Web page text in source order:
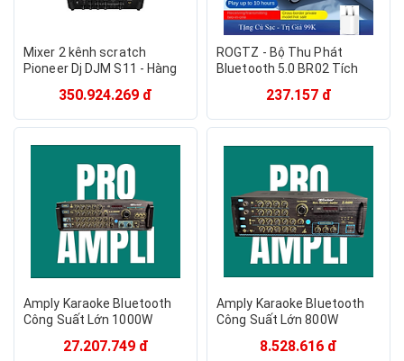
Mixer 2 kênh scratch
Pioneer Dj DJM S11 - Hàng
350.924.269 đ
ROGTZ - Bộ Thu Phát
Bluetooth 5.0 BR02 Tích
Lên Tới 32Gb, Pin 500mAh
Chơi Nhạc 10h. 3 In1
Transmitter Wired Headset
Speaker Amplifier
Computer TV Upgrade To
Bluetooth Using In Car -
Hàng Chính Hãng
237.157 đ
Amply Karaoke Bluetooth
Công Suất Lớn 1000W
Đại (Hàng Chính Hãng)
27.207.749 đ
Amply Karaoke Bluetooth
Công Suất Lớn 800W
(Hàng Chính Hãng)
8.528.616 đ